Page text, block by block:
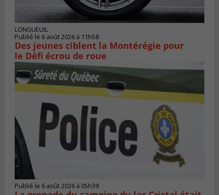
LONGUEUIL
Publié le 6 août 2026 à 11h58
Des jeunes ciblent la Montérégie pour
le Défi écrou de roue
Publié le 6 août 2026 à 05h39